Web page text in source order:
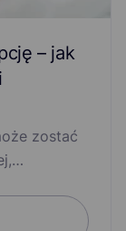
– jak
zostać